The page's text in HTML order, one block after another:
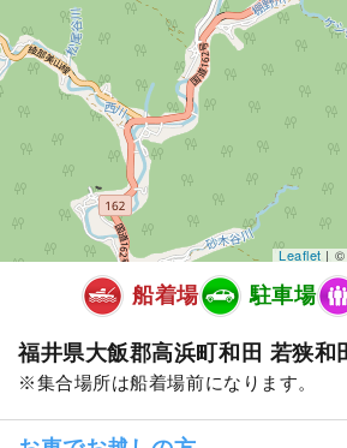
Leaflet|
船着場 駐車場
福井県大飯郡高浜町和田 若狭和
集合場所は船着場前になります。